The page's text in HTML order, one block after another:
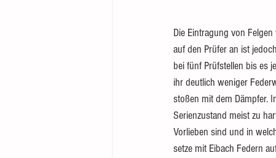
Die Eintragung von
auf den Prüfer an ist
bei fünf Prüfstellen bis es
ihr deutlich weniger
stoßen mit dem Dämpfer.
Serienzustand meist zu
Vorlieben sind und in
setze mit Eibach Federn